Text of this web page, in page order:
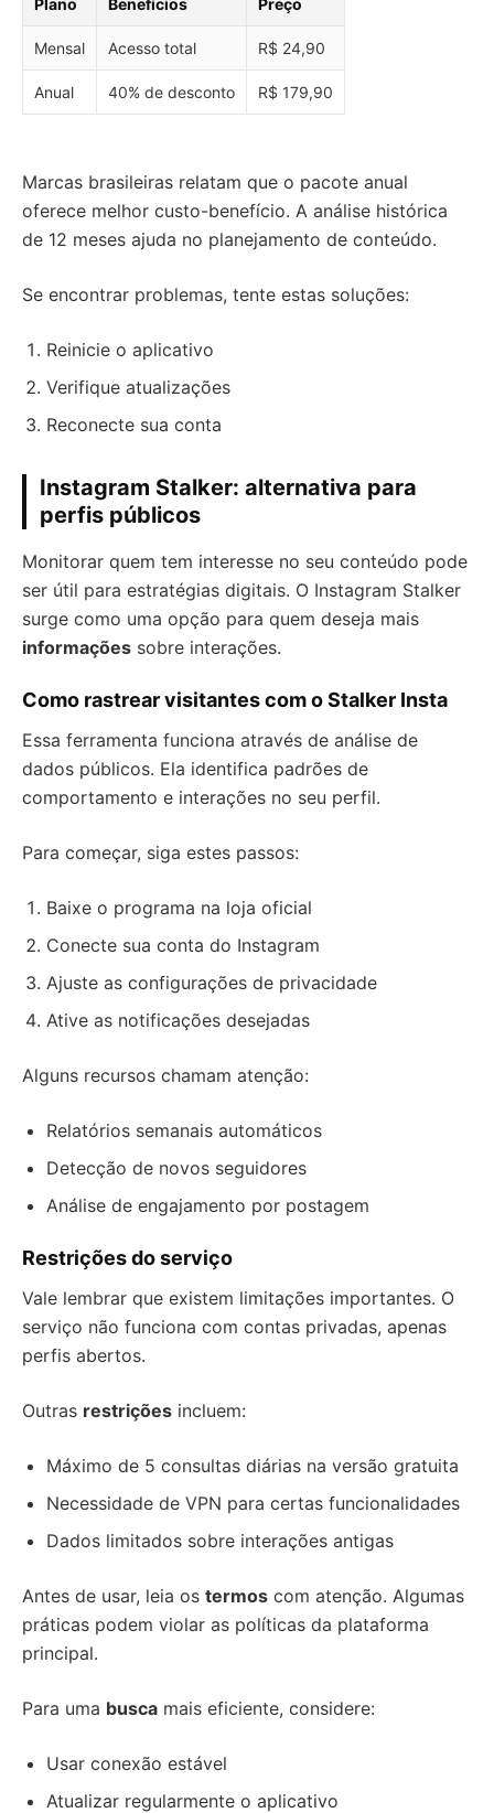
Plano Benefícios Preço
Mensal Acesso total R$ 24,90
Anual 40% de desconto R$ 179,90
Marcas brasileiras relatam que o pacote anual
oferece melhor custo-benefício. A análise histórica
de 12 meses ajuda no planejamento de conteúdo.
Se encontrar problemas, tente estas soluções:
Reinicie o aplicativo
Verifique atualizações
Reconecte sua conta
Instagram Stalker: alternativa para
perfis públicos
Monitorar quem tem interesse no seu conteúdo pode
ser útil para estratégias digitais. O Instagram Stalker
surge como uma opção para quem deseja mais
informações sobre interações.
Como rastrear visitantes com o Stalker Insta
Essa ferramenta funciona através de análise de
dados públicos. Ela identifica padrões de
comportamento e interações no seu perfil.
Para começar, siga estes passos:
Baixe o programa na loja oficial
Conecte sua conta do Instagram
Ajuste as configurações de privacidade
Ative as notificações desejadas
Alguns recursos chamam atenção:
Relatórios semanais automáticos
Detecção de novos seguidores
Análise de engajamento por postagem
Restrições do serviço
Vale lembrar que existem limitações importantes. O
serviço não funciona com contas privadas, apenas
perfis abertos.
Outras restrições incluem:
Máximo de 5 consultas diárias na versão gratuita
Necessidade de VPN para certas funcionalidades
Dados limitados sobre interações antigas
Antes de usar, leia os termos com atenção. Algumas
práticas podem violar as políticas da plataforma
principal.
Para uma busca mais eficiente, considere:
Usar conexão estável
Atualizar regularmente o aplicativo